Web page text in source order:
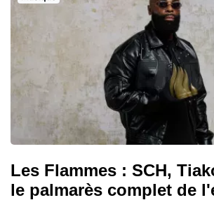
Les Flammes : SCH,
le palmarès complet de